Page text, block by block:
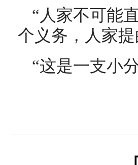
“人家不可能
个义务，人家
“这是一支小